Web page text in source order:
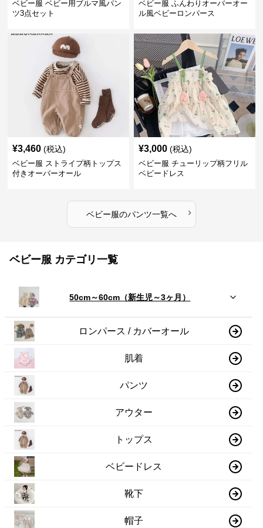
ベビー服 ベビー用ブルマ風パン
ツ3点セット
ベビー服 ふんわりオーバーオー
ル風ベビーロンパース
¥3,460 (税込)
ベビー服 ストライプ柄トップス
付きオーバーオール
¥3,000 (税込)
ベビー服 チューリップ柄フリル
ベビードレス
ベビー服のパンツ一覧へ ›
ベビー服 カテゴリ一覧
50cm～60cm（新生児～3ヶ月）
ロンパース / カバーオール
肌着
パンツ
アウター
トップス
ベビードレス
靴下
帽子